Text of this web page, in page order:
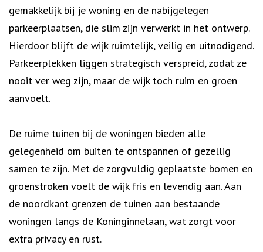
gemakkelijk bij je woning en de nabijgelegen
parkeerplaatsen, die slim zijn verwerkt in het ontwerp.
Hierdoor blijft de wijk ruimtelijk, veilig en uitnodigend.
Parkeerplekken liggen strategisch verspreid, zodat ze
nooit ver weg zijn, maar de wijk toch ruim en groen
aanvoelt.
De ruime tuinen bij de woningen bieden alle
gelegenheid om buiten te ontspannen of gezellig
samen te zijn. Met de zorgvuldig geplaatste bomen en
groenstroken voelt de wijk fris en levendig aan. Aan
de noordkant grenzen de tuinen aan bestaande
woningen langs de Koninginnelaan, wat zorgt voor
extra privacy en rust.